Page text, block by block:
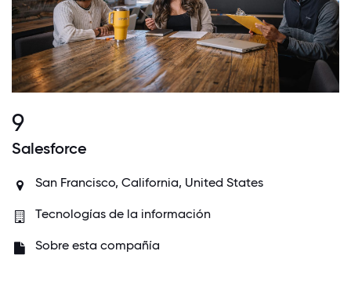
9
Salesforce
San Francisco, California, United States
Tecnologías de la información
Sobre esta compañía